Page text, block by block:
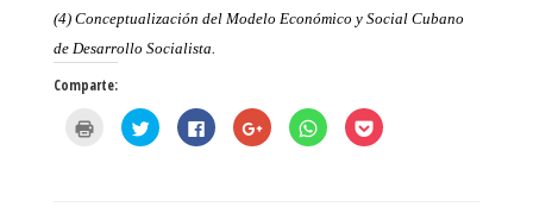
(4) Conceptualización del Modelo Económico y Social Cubano
de Desarrollo Socialista.
Comparte:
H
a
H
a
H
a
H
a
H
a